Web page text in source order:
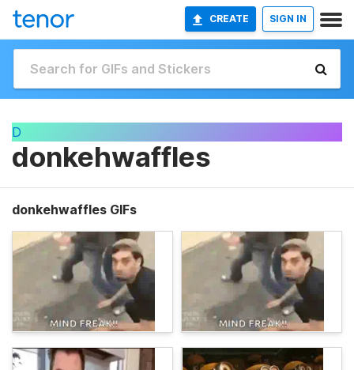
CREATE SIGN IN
D
donkehwaffles
donkehwaffles GIFs